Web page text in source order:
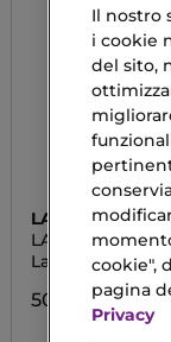
LANCÔME
LA VIE EST
Latte Corpo
50,33 €
Il nostro
i cookie
del sito,
cookie",
pagina
Privacy